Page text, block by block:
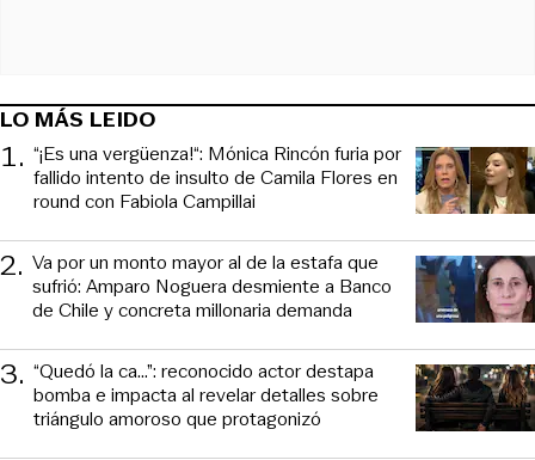
LO MÁS LEIDO
1. “¡Es una vergüenza!“: Mónica Rincón furia por
fallido intento de insulto de Camila Flores en
round con Fabiola Campillai
2. Va por un monto mayor al de la estafa que
sufrió: Amparo Noguera desmiente a Banco
de Chile y concreta millonaria demanda
3. “Quedó la ca...”: reconocido actor destapa
bomba e impacta al revelar detalles sobre
triángulo amoroso que protagonizó